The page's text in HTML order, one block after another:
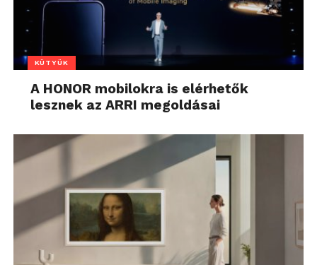
KÜTYÜK
A HONOR mobilokra is elérhetők
lesznek az ARRI megoldásai